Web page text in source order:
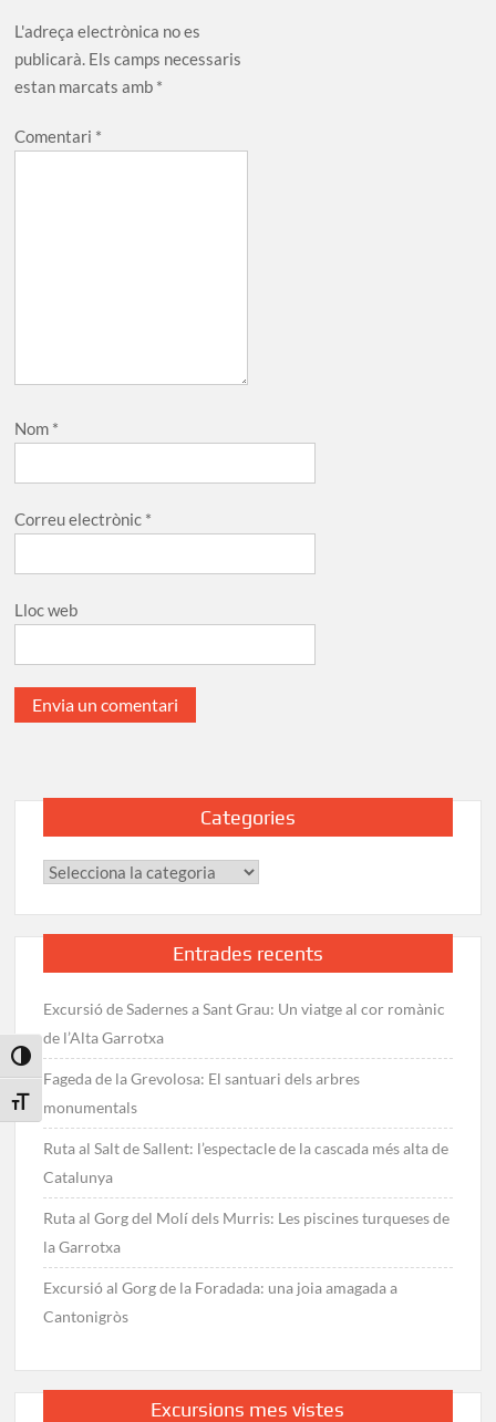
Toggle High Contrast
Toggle Font size
L'adreça electrònica no es
publicarà. Els camps necessaris
estan marcats amb *
Comentari *
Nom *
Correu electrònic *
Lloc web
Categories
Categories
Entrades recents
Excursió de Sadernes a Sant Grau: Un viatge al cor romànic
de l’Alta Garrotxa
Fageda de la Grevolosa: El santuari dels arbres
monumentals
Ruta al Salt de Sallent: l’espectacle de la cascada més alta de
Catalunya
Ruta al Gorg del Molí dels Murris: Les piscines turqueses de
la Garrotxa
Excursió al Gorg de la Foradada: una joia amagada a
Cantonigròs
Excursions mes vistes